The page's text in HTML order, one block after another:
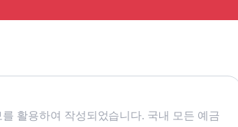
활용하여 작성되었습니다. 국내 모든 예금